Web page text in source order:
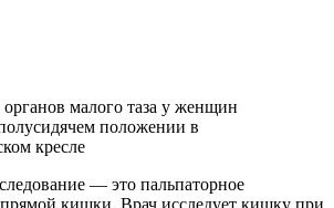
малого таза у женщин
положении в
кресле
— это пальпаторное